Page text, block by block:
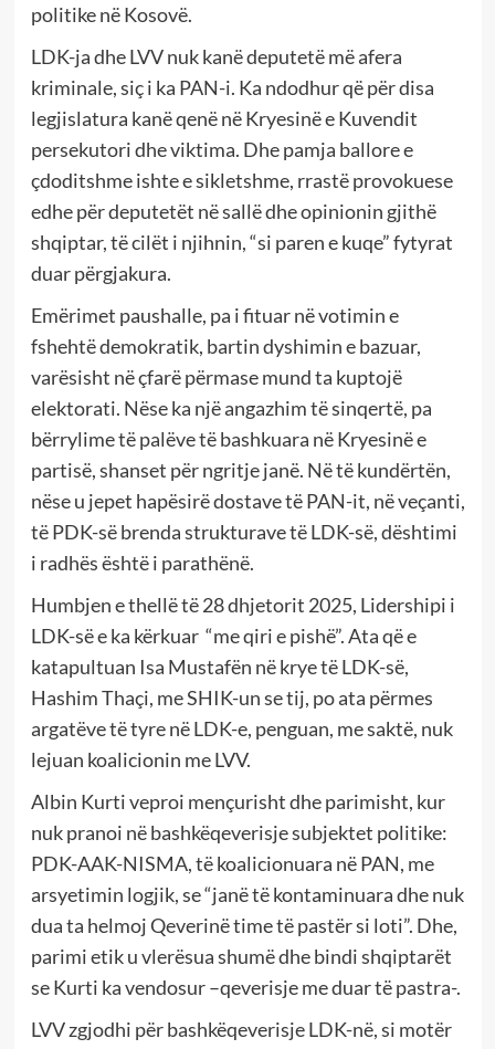
politike në Kosovë.
LDK-ja dhe LVV nuk kanë deputetë më afera
kriminale, siç i ka PAN-i. Ka ndodhur që për disa
legjislatura kanë qenë në Kryesinë e Kuvendit
persekutori dhe viktima. Dhe pamja ballore e
çdoditshme ishte e sikletshme, rrastë provokuese
edhe për deputetët në sallë dhe opinionin gjithë
shqiptar, të cilët i njihnin, “si paren e kuqe” fytyrat
duar përgjakura.
Emërimet paushalle, pa i fituar në votimin e
fshehtë demokratik, bartin dyshimin e bazuar,
varësisht në çfarë përmase mund ta kuptojë
elektorati. Nëse ka një angazhim të sinqertë, pa
bërrylime të palëve të bashkuara në Kryesinë e
partisë, shanset për ngritje janë. Në të kundërtën,
nëse u jepet hapësirë dostave të PAN-it, në veçanti,
të PDK-së brenda strukturave të LDK-së, dështimi
i radhës është i parathënë.
Humbjen e thellë të 28 dhjetorit 2025, Lidershipi i
LDK-së e ka kërkuar “me qiri e pishë”. Ata që e
katapultuan Isa Mustafën në krye të LDK-së,
Hashim Thaçi, me SHIK-un se tij, po ata përmes
argatëve të tyre në LDK-e, penguan, me saktë, nuk
lejuan koalicionin me LVV.
Albin Kurti veproi mençurisht dhe parimisht, kur
nuk pranoi në bashkëqeverisje subjektet politike:
PDK-AAK-NISMA, të koalicionuara në PAN, me
arsyetimin logjik, se “janë të kontaminuara dhe nuk
dua ta helmoj Qeverinë time të pastër si loti”. Dhe,
parimi etik u vlerësua shumë dhe bindi shqiptarët
se Kurti ka vendosur –qeverisje me duar të pastra-.
LVV zgjodhi për bashkëqeverisje LDK-në, si motër